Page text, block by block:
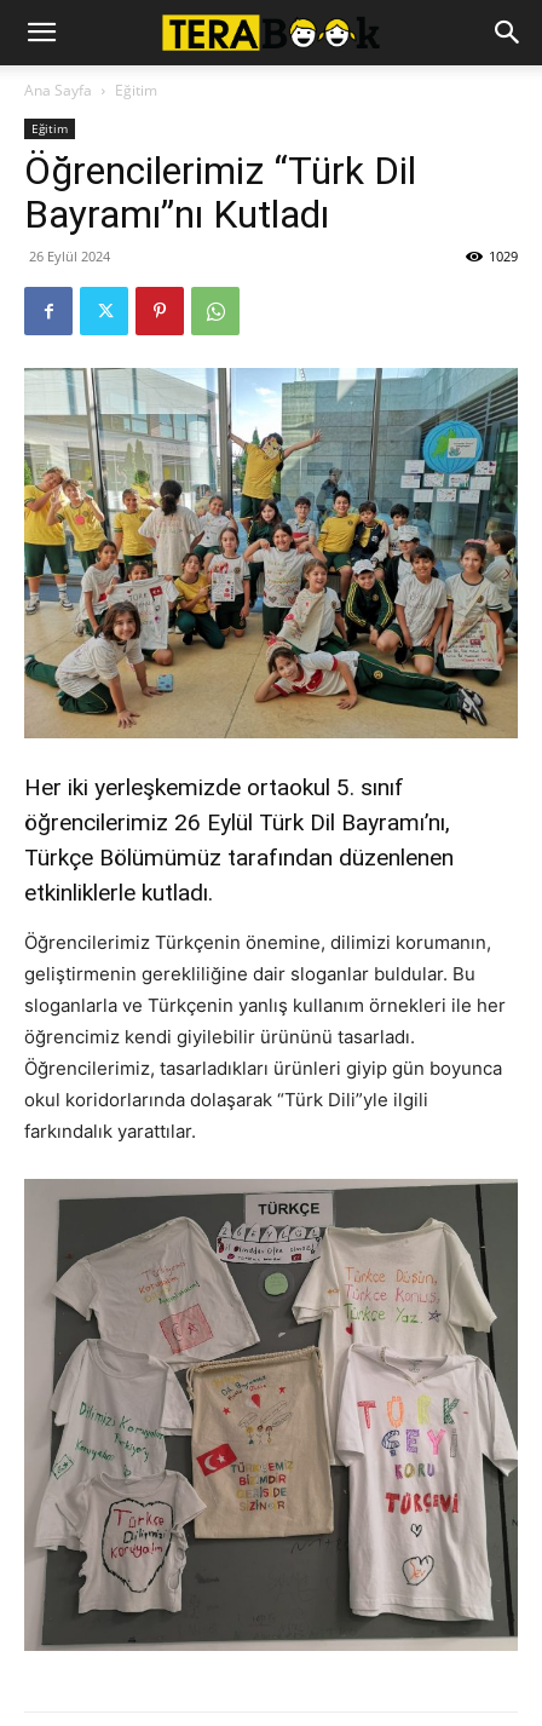
Ana Sayfa Eğitim
Eğitim
Öğrencilerimiz “Türk Dil
Bayramı”nı Kutladı
26 Eylül 2024 1029
Her iki yerleşkemizde ortaokul 5. sınıf
öğrencilerimiz 26 Eylül Türk Dil Bayramı’nı,
Türkçe Bölümümüz tarafından düzenlenen
etkinliklerle kutladı.
Öğrencilerimiz Türkçenin önemine, dilimizi korumanın,
geliştirmenin gerekliliğine dair sloganlar buldular. Bu
sloganlarla ve Türkçenin yanlış kullanım örnekleri ile her
öğrencimiz kendi giyilebilir ürününü tasarladı.
Öğrencilerimiz, tasarladıkları ürünleri giyip gün boyunca
okul koridorlarında dolaşarak “Türk Dili”yle ilgili
farkındalık yarattılar.